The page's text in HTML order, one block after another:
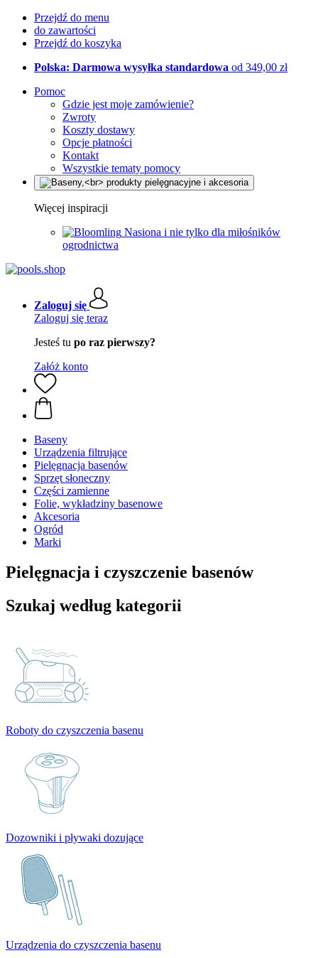
Przejdź do menu
do zawartości
Przejdź do koszyka
Polska: Darmowa wysyłka standardowa od 349,00 zł
Pomoc
Gdzie jest moje zamówienie?
Zwroty
Koszty dostawy
Opcje płatności
Kontakt
Wszystkie tematy pomocy
Więcej inspiracji
Nasiona i nie tylko dla miłośników
ogrodnictwa
Zaloguj się
Zaloguj się teraz
Jesteś tu po raz pierwszy?
Załóż konto
Baseny
Urządzenia filtrujące
Pielęgnacja basenów
Sprzęt słoneczny
Części zamienne
Folie, wykładziny basenowe
Akcesoria
Ogród
Marki
Pielęgnacja i czyszczenie basenów
Szukaj według kategorii
Roboty do czyszczenia basenu
Dozowniki i pływaki dozujące
Urządzenia do czyszczenia basenu